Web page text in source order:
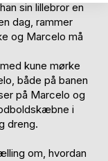
sin lillebror en
dag, rammer
og Marcelo må
kune mørke
både på banen
på Marcelo og
i
dreng.
om, hvordan